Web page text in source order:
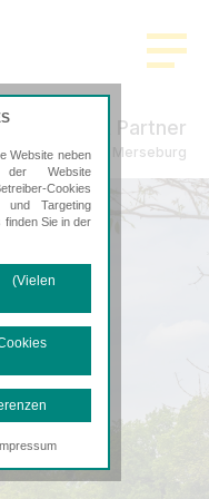
Schmidt & Partner
in Merseburg
Website neben
Website
Cookies
Targeting
finden Sie in der
(Vielen
um die
der Website